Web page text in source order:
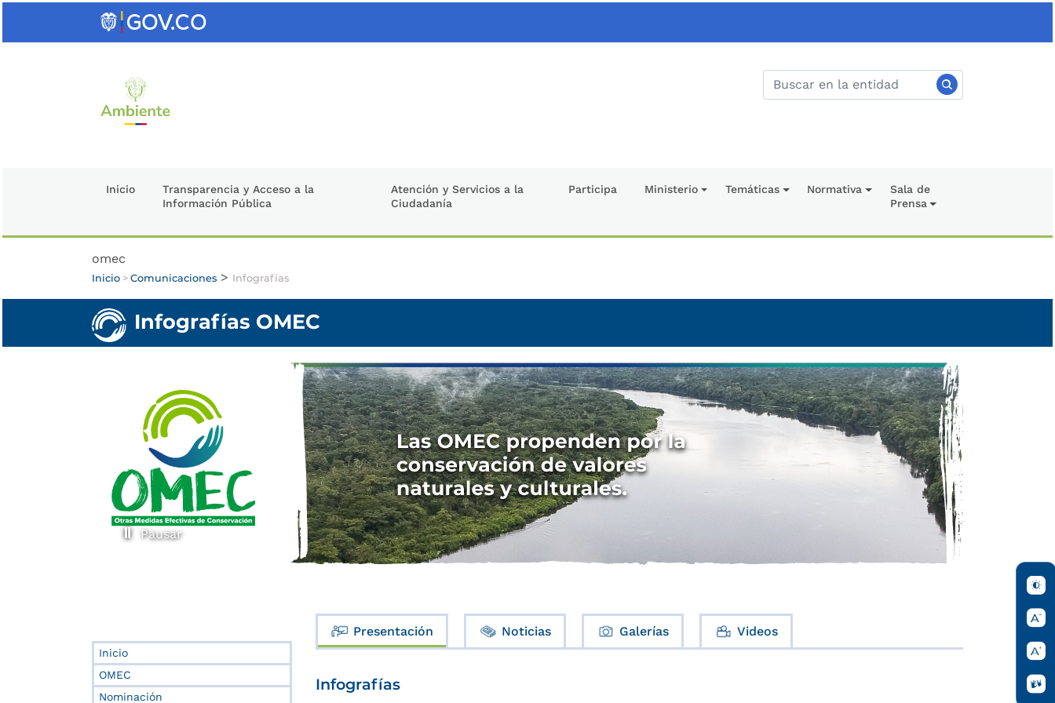
Inicio
Transparencia y Acceso a la
Información Pública
Atención y Servicios a la
Ciudadanía
Participa Ministerio Temáticas Normativa
Sala de
Prensa
omec
Inicio > Comunicaciones > Infografías
Infografías OMEC
Pausar
Inicio
OMEC
Nominación
Presentación Noticias Galerías Videos
Infografías